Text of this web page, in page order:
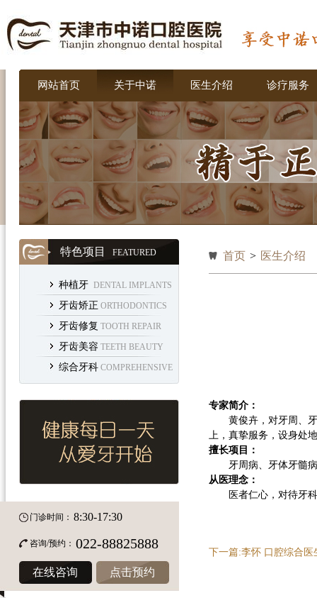
网站首页 关于中诺 医生介绍 诊疗服务
特色项目 FEATURED
种植牙 DENTAL IMPLANTS
牙齿矫正 ORTHODONTICS
牙齿修复 TOOTH REPAIR
牙齿美容 TEETH BEAUTY
综合牙科 COMPREHENSIVE
门诊时间： 8:30-17:30
咨询/预约： 022-88825888
在线咨询 点击预约
首页 > 医生介绍
专家简介：
黄俊卉，对牙周、牙
上，真挚服务，设身处
擅长项目：
牙周病、牙体牙髓病
从医理念：
医者仁心，对待牙科
下一篇:李怀 口腔综合医